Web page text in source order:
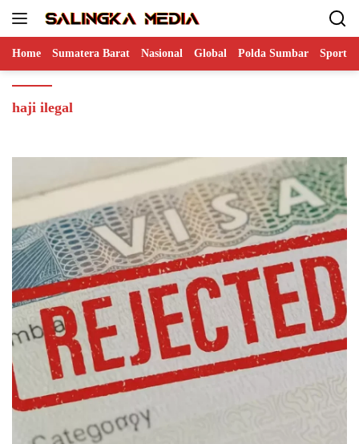
Home Sumatera Barat Nasional Global Polda Sumbar Sports
haji ilegal